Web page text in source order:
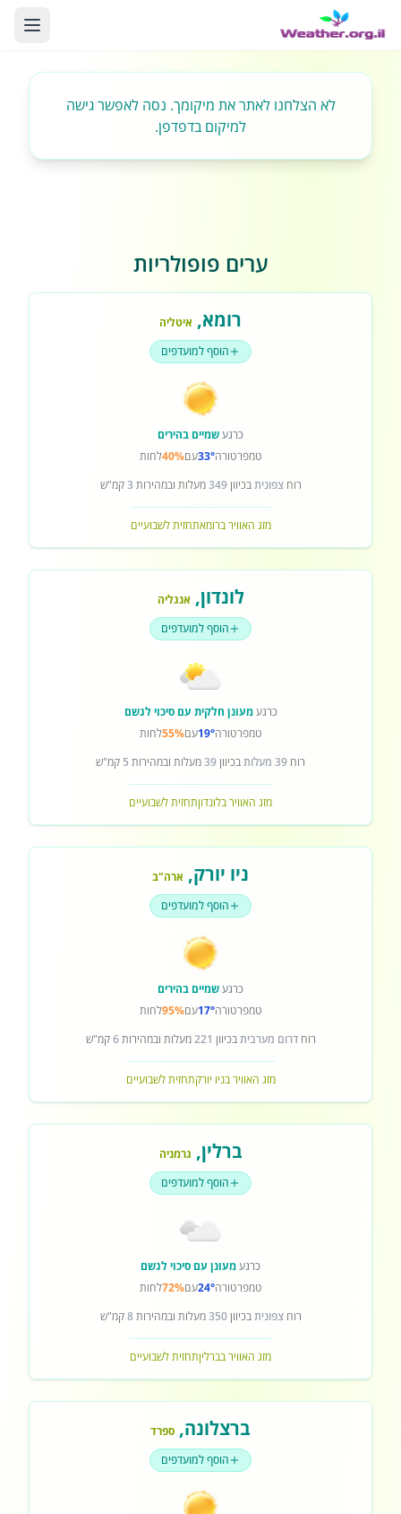
לא הצלחנו לאתר את מיקומך. נסה לאפשר גישה
למיקום בדפדפן.
ערים פופולריות
רומא, איטליה
הוסף למועדפים
כרגעשמיים בהירים
טמפרטורה33°עם40%לחות
רוחצפוניתבכיוון349מעלות ובמהירות 3קמ"ש
מזג האוויר ברומאתחזית לשבועיים
לונדון, אנגליה
הוסף למועדפים
כרגעמעונן חלקית עם סיכוי לגשם
טמפרטורה19°עם55%לחות
רוח 39 מעלות בכיוון39מעלות ובמהירות 5 קמ"ש
מזג האוויר בלונדוןתחזית לשבועיים
ניו יורק, ארה"ב
הוסף למועדפים
כרגעשמיים בהירים
טמפרטורה17°עם95%לחות
רוחדרום מערביתבכיוון 221מעלות ובמהירות6קמ"ש
מזג האוויר בניו יורקתחזית לשבועיים
ברלין, גרמניה
הוסף למועדפים
כרגעמעונן עם סיכוי לגשם
טמפרטורה24°עם72%לחות
רוחצפוניתבכיוון350מעלות ובמהירות8קמ"ש
מזג האוויר בברליןתחזית לשבועיים
ברצלונה, ספרד
הוסף למועדפים